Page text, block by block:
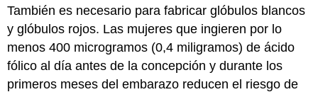
También es necesario para fabricar glóbulos blancos
y glóbulos rojos. Las mujeres que ingieren por lo
menos 400 microgramos (0,4 miligramos) de ácido
fólico al día antes de la concepción y durante los
primeros meses del embarazo reducen el riesgo de